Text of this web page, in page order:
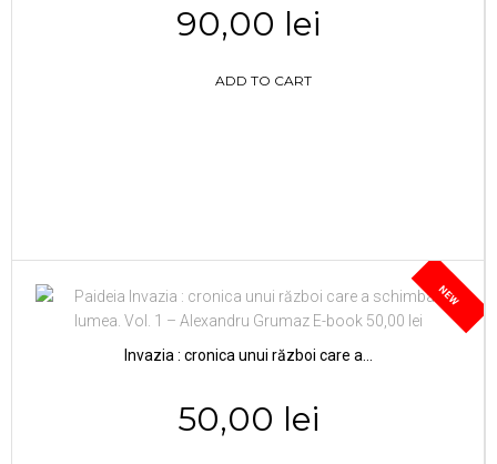
90,00 lei
ADD TO CART
NEW
Invazia : cronica unui război care a...
50,00 lei